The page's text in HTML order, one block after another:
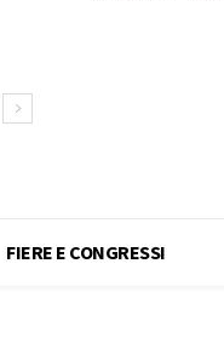
FIERE E CONGRESSI